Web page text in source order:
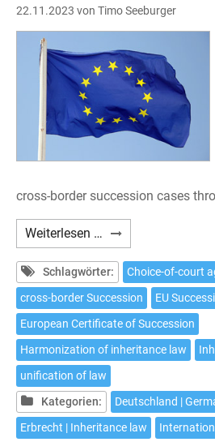
22.11.2023 von Timo Seeburger
cross-border succession cases
Weiterlesen … Choice
of
court
agreement
pursuant
to
Article
5
EU
Succession
Regulation
Schlagwörter:
Choice-of-court
cross-border Succession
EU
European Certificate of Succession
Harmonization of inheritance law
unification of law
Kategorien:
Deutschland |
Erbrecht | Inheritance law